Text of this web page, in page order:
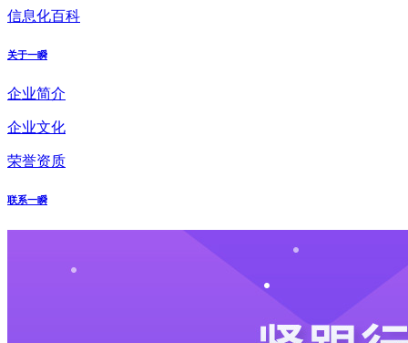
信息化百科
关于一瞬
企业简介
企业文化
荣誉资质
联系一瞬